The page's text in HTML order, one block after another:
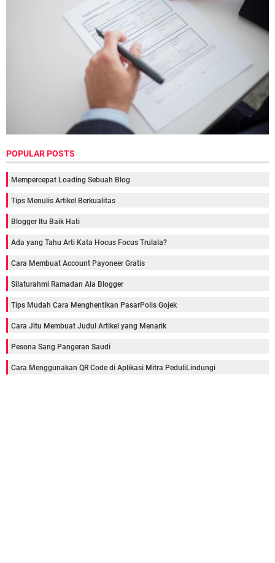
POPULAR POSTS
Mempercepat Loading Sebuah Blog
Tips Menulis Artikel Berkualitas
Blogger Itu Baik Hati
Ada yang Tahu Arti Kata Hocus Focus Trulala?
Cara Membuat Account Payoneer Gratis
Silaturahmi Ramadan Ala Blogger
Tips Mudah Cara Menghentikan PasarPolis Gojek
Cara Jitu Membuat Judul Artikel yang Menarik
Pesona Sang Pangeran Saudi
Cara Menggunakan QR Code di Aplikasi Mitra PeduliLindungi